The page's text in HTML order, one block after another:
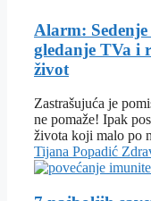
Alarm:
gledanje TVa i
život
Zastrašujuća je
ne pomaže! Ipak
života koji malo po
Tijana Popadić